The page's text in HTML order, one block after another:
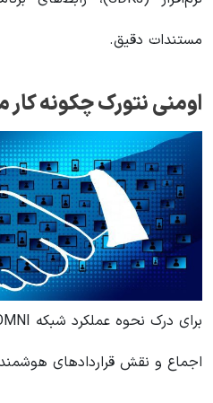
مستندات دقیق.
اومنی نتورک چکونه کار
اجماع و نقش قراردادهای